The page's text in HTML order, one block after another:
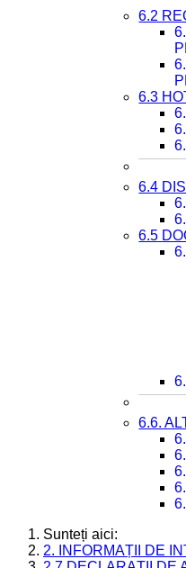
6.2
6.3
6.4
6.5
6.6.
Sunteți aici:
2. INFORMAȚII DE